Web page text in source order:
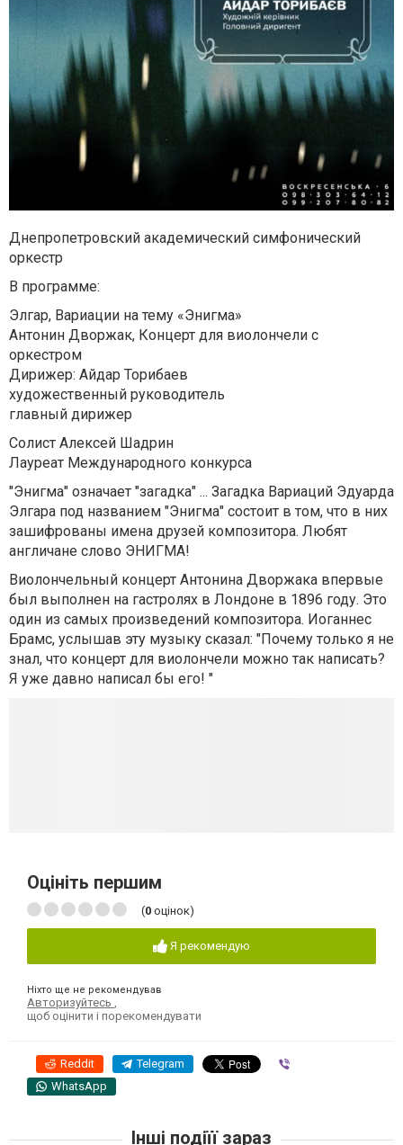
Днепропетровский академический симфонический
оркестр
В программе:
Элгар, Вариации на тему «Энигма»
Антонин Дворжак, Концерт для виолончели с
оркестром
Дирижер: Айдар Торибаев
художественный руководитель
главный дирижер
Солист Алексей Шадрин
Лауреат Международного конкурса
"Энигма" означает "загадка" ... Загадка Вариаций Эдуарда
Элгара под названием "Энигма" состоит в том, что в них
зашифрованы имена друзей композитора. Любят
англичане слово ЭНИГМА!
Виолончельный концерт Антонина Дворжака впервые
был выполнен на гастролях в Лондоне в 1896 году. Это
один из самых произведений композитора. Иоганнес
Брамс, услышав эту музыку сказал: "Почему только я не
знал, что концерт для виолончели можно так написать?
Я уже давно написал бы его! "
Оцініть першим
(0 оцінок)
Я рекомендую
Ніхто ще не рекомендував
Авторизуйтесь ,
щоб оцінити і порекомендувати
Reddit Telegram
WhatsApp
Інші подіїї зараз